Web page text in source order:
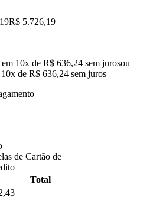
R$ 5.726,19
10x de R$ 636,24 sem jurosou
10x de R$ 636,24 sem juros
de Cartão de
Total